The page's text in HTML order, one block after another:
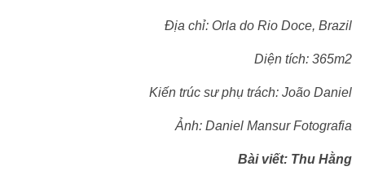
Địa chỉ: Orla do Rio Doce, Brazil
Diện tích: 365m2
Kiến trúc sư phụ trách: João Daniel
Ảnh: Daniel Mansur Fotografia
Bài viết: Thu Hằng